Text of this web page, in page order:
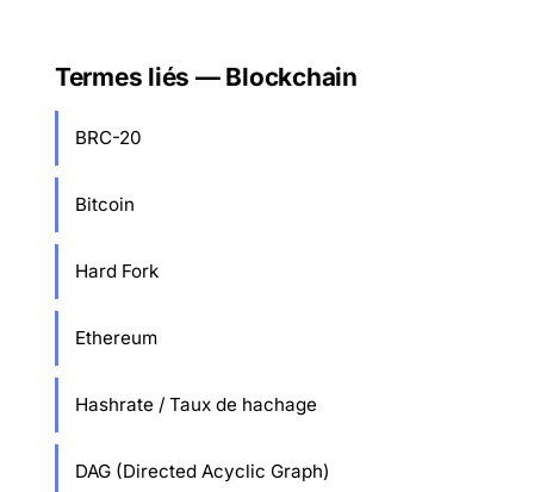
Termes liés — Blockchain
BRC-20
Bitcoin
Hard Fork
Ethereum
Hashrate / Taux de hachage
DAG (Directed Acyclic Graph)